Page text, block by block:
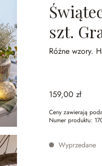
szt.
Różne wzory.
159,00 zł
Ceny zawierają
Numer produktu:
Wyprzedane